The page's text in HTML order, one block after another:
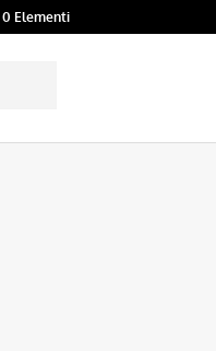
0 Elementi